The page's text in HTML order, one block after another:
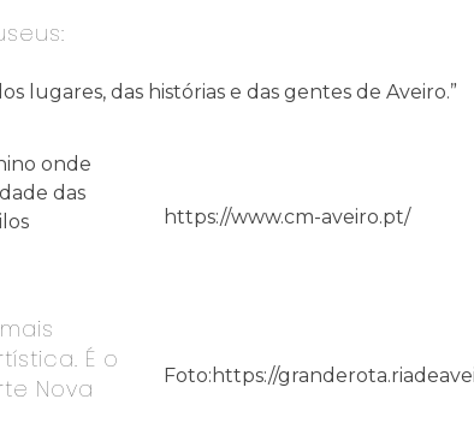
das histórias e das gentes de Aveiro.”
onde
das
https://www.cm-aveiro.pt/
É o
Nova
Foto:https://